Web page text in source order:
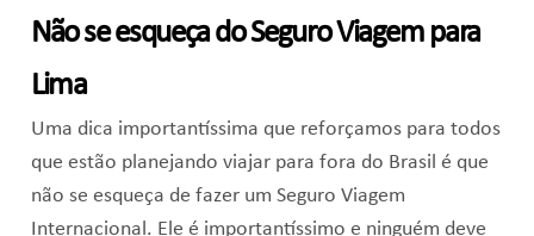
Não se esqueça do Seguro Viagem para
Lima
Uma dica importantíssima que reforçamos para todos
que estão planejando viajar para fora do Brasil é que
não se esqueça de fazer um Seguro Viagem
Internacional. Ele é importantíssimo e ninguém deve